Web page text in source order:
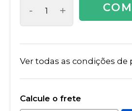
- +
Ver todas as condições